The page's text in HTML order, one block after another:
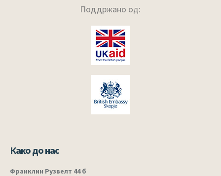
Поддржано од:
Како до нас
Франклин Рузвелт 44 б